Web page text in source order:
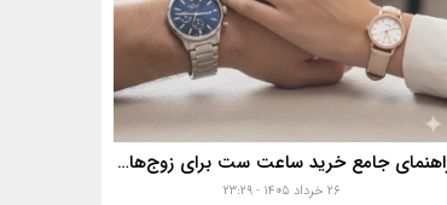
راهنمای جامع خرید ساعت ست برای زوج‌های موفق
۲۶ خرداد ۱۴۰۵ - ۲۳:۲۹